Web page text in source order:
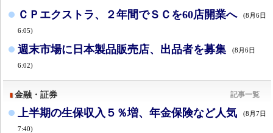
ＣＰエクストラ、２年間でＳＣを60店開業へ (8月6日
6:05)
週末市場に日本製品販売店、出品者を募集 (8月6日
6:02)
金融・証券 記事一覧
上半期の生保収入５％増、年金保険など人気 (8月7日
7:40)